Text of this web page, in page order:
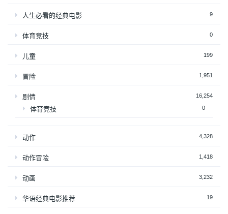
人生必看的经典电影 9
体育竞技 0
儿童 199
冒险 1,951
剧情 16,254
体育竞技 0
动作 4,328
动作冒险 1,418
动画 3,232
华语经典电影推荐 19